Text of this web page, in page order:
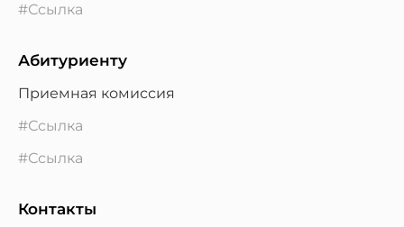
#Ссылка
Абитуриенту
Приемная комиссия
#Ссылка
#Ссылка
Контакты